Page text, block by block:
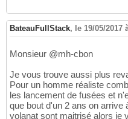
BateauFullStack, le 19/05/2017
Monsieur @mh-cbon
Je vous trouve aussi plus
Pour un homme réaliste
les lancement de fusées et
que bout d'un 2 ans on arrive
volanat sont maitrisé alors je